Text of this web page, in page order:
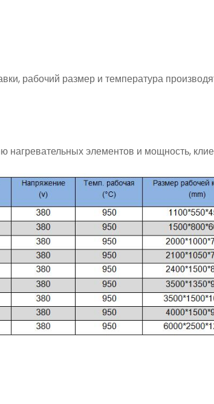
рабочий размер и температура
нагревательных элементов и мощность,